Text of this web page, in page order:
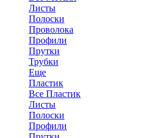
Листы
Полоски
Проволока
Профили
Прутки
Трубки
Еще
Пластик
Все Пластик
Листы
Полоски
Профили